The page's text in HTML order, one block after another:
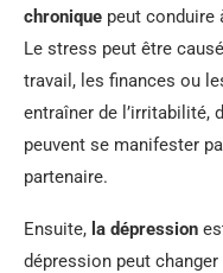
chronique peut conduire
Le stress peut être
travail, les finances ou
entraîner de l’irritabilité,
peuvent se manifester
partenaire.
Ensuite, la dépression
dépression peut